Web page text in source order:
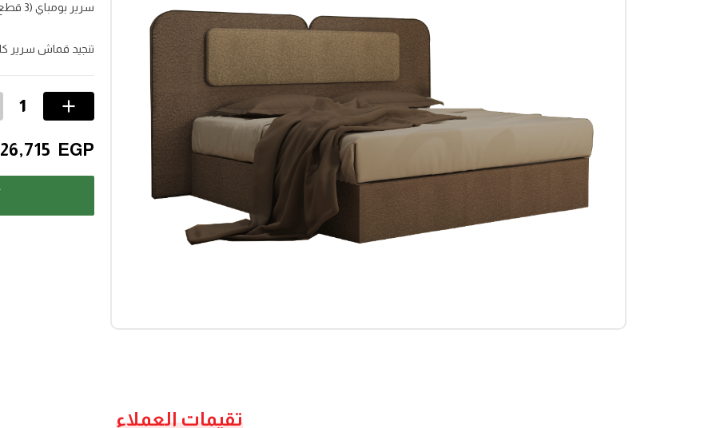
سرير بومباي (3 قطع ) 160 سم
تنجيد قماش سرير
26,715 EGP
تقيمات العملاء